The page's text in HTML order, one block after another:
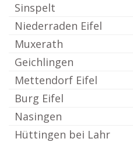
Sinspelt
Niederraden Eifel
Muxerath
Geichlingen
Mettendorf Eifel
Burg Eifel
Nasingen
Hüttingen bei Lahr